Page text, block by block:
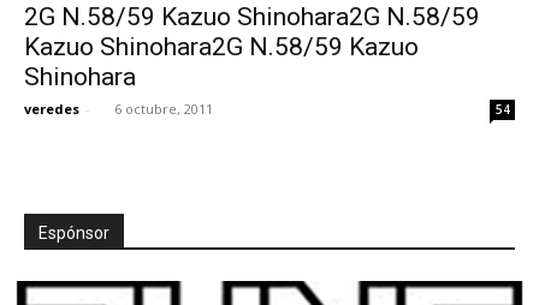
2G N.58/59 Kazuo Shinohara2G N.58/59
Kazuo Shinohara2G N.58/59 Kazuo
Shinohara
veredes - 6 octubre, 2011 54
Espónsor